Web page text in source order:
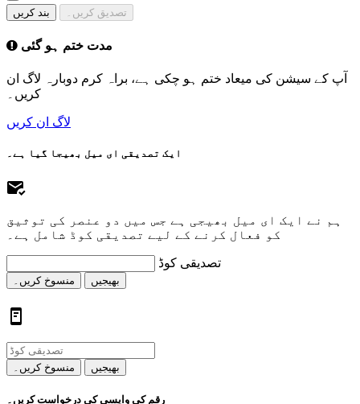
بند کریں تصدیق کریں۔
مدت ختم ہو گئی
آپ کے سیشن کی میعاد ختم ہو چکی ہے، براہ کرم دوبارہ لاگ ان
کریں۔
لاگ ان کریں
ایک تصدیقی ای میل بھیجا گیا ہے۔
ہم نے ایک ای میل بھیجی ہے جس میں دو عنصر کی توثیق
کو فعال کرنے کے لیے تصدیقی کوڈ شامل ہے۔
تصدیقی کوڈ
منسوخ کریں۔ بھیجیں
منسوخ کریں۔ بھیجیں
رقم کی واپسی کی درخواست کریں۔